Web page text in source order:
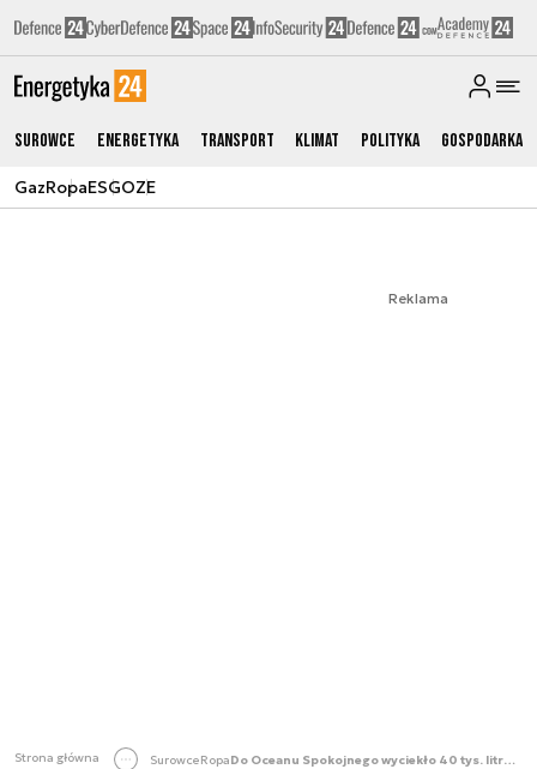
Surowce Energetyka Transport Klimat Polityka Gospodarka
GazRopaESGOZE
Reklama
Strona główna SurowceRopa Do Oceanu Spokojnego wyciekło 40 tys. litrów oleju napędowego